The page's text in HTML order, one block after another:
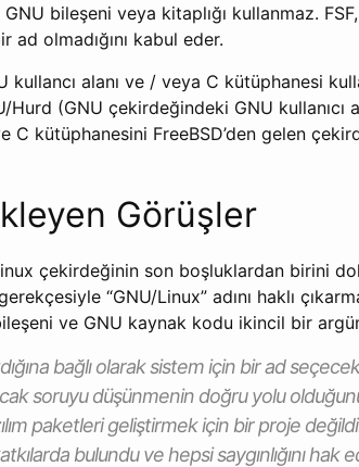
bileşeni veya kitaplığı kullanmaz. FSF,
ad olmadığını kabul eder.
kullancı alanı ve / veya C kütüphanesi
(GNU çekirdeğindeki GNU kullanıcı
C kütüphanesini FreeBSD’den gelen
Görüşler
çekirdeğinin son boşluklardan birini
“GNU/Linux” adını haklı
ve GNU kaynak kodu ikincil bir
bağlı olarak sistem için bir ad
soruyu düşünmenin doğru yolu
paketleri geliştirmek için bir proje
bulundu ve hepsi saygınlığını hak